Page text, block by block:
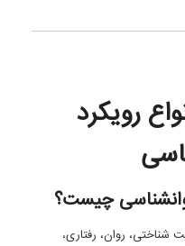
رویکرد
شناختی، روان، رفتاری،